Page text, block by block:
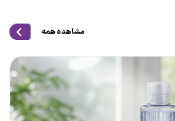
مشاهده همه